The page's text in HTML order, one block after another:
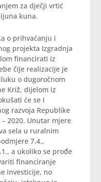
za dječji vrtić
kuna.
o prihvaćanju i
projekta Izgradnja
financirati iz
čije realizacije je
o dugoročnom
Križ, dijelom iz
će se i
razvoja Republike
2020. Unutar mjere
sela u ruralnim
7.4.,
a ukoliko se prođe
financiranje
investicije, no